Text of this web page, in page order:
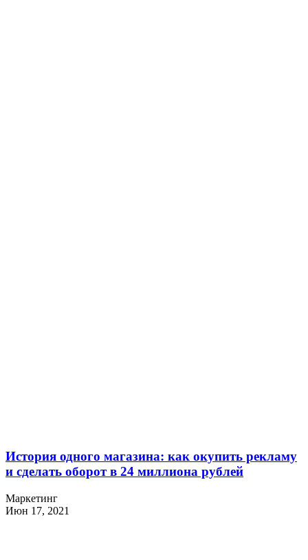
История одного магазина: как окупить рекламу
и сделать оборот в 24 миллиона рублей
Маркетинг
Июн 17, 2021